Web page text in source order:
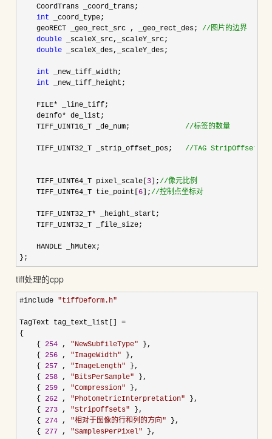
    CoordTrans _coord_trans;
int _coord_type;
    geoRECT _geo_rect_src , _geo_rect_des;
//图片的边界
double _scaleX_src,_scaleY_src;
double _scaleX_des,_scaleY_des;
int _new_tiff_width;
int _new_tiff_height;
    FILE
* _line_tiff;
    deInfo
* de_list;
    TIFF_UINT16_T _de_num;
//标签的数量
    TIFF_UINT32_T _strip_offset_pos;
//TAG StripOffset的文
    TIFF_UINT64_T pixel_scale[
3 ];//像元比例
    TIFF_UINT64_T tie_point[
6 ];//控制点坐标对
    TIFF_UINT32_T
* _height_start;
    TIFF_UINT32_T _file_size;
    HANDLE _hMutex;
};
tiff处理的cpp
#include "tiffDeform.h"
TagText tag_text_list[] =
{
    {
254 , "NewSubfileType" },
    {
256 , "ImageWidth" },
    {
257 , "ImageLength" },
    {
258 , "BitsPerSample" },
    {
259 , "Compression" },
    {
262 , "PhotometricInterpretation" },
    {
273 , "StripOffsets" },
    {
274 , "相对于图像的行和列的方向" },
    {
277 , "SamplesPerPixel" },